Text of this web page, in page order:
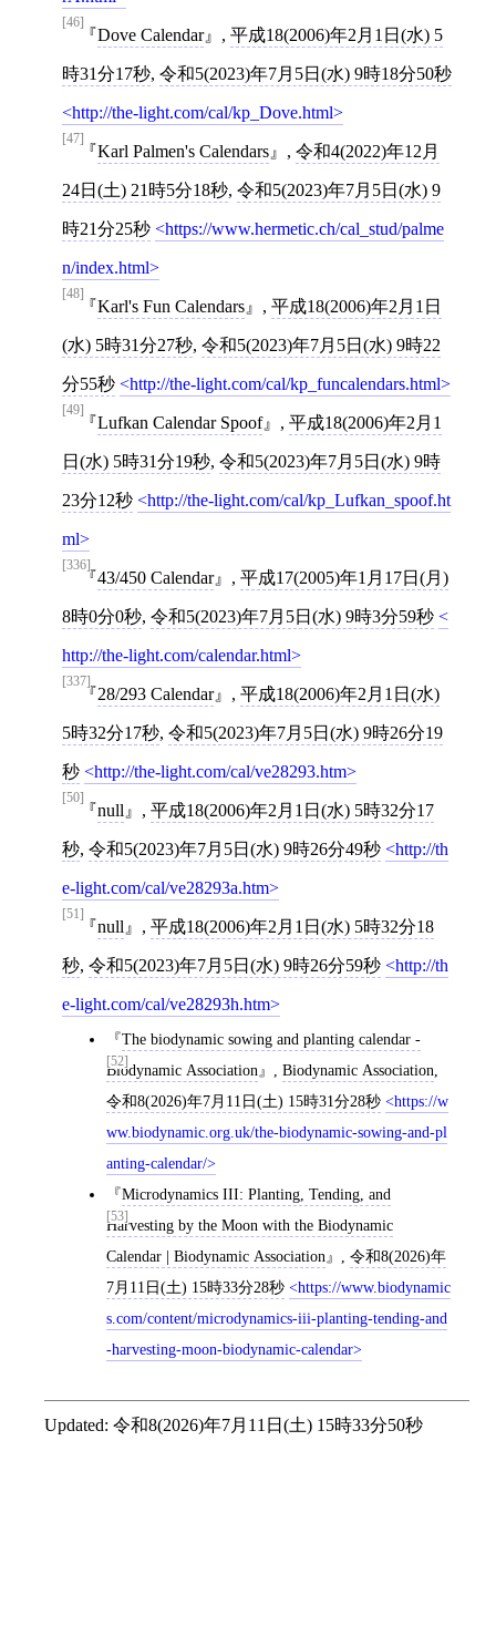
[46]
Dove Calendar , 平成18(2006)年2月1日(水) 5
時31分17秒, 令和5(2023)年7月5日(水) 9時18分50秒
http://the-light.com/cal/kp_Dove.html
[47]
Karl Palmen's Calendars , 令和4(2022)年12月
24日(土) 21時5分18秒, 令和5(2023)年7月5日(水) 9
時21分25秒 https://www.hermetic.ch/cal_stud/palme
n/index.html
[48]
Karl's Fun Calendars , 平成18(2006)年2月1日
(水) 5時31分27秒, 令和5(2023)年7月5日(水) 9時22
分55秒 http://the-light.com/cal/kp_funcalendars.html
[49]
Lufkan Calendar Spoof , 平成18(2006)年2月1
日(水) 5時31分19秒, 令和5(2023)年7月5日(水) 9時
23分12秒 http://the-light.com/cal/kp_Lufkan_spoof.ht
ml
[336]
43/450 Calendar , 平成17(2005)年1月17日(月)
8時0分0秒, 令和5(2023)年7月5日(水) 9時3分59秒
http://the-light.com/calendar.html
[337]
28/293 Calendar , 平成18(2006)年2月1日(水)
5時32分17秒, 令和5(2023)年7月5日(水) 9時26分19
秒 http://the-light.com/cal/ve28293.htm
[50]
null , 平成18(2006)年2月1日(水) 5時32分17
秒, 令和5(2023)年7月5日(水) 9時26分49秒 http://th
e-light.com/cal/ve28293a.htm
[51]
null , 平成18(2006)年2月1日(水) 5時32分18
秒, 令和5(2023)年7月5日(水) 9時26分59秒 http://th
e-light.com/cal/ve28293h.htm
[52]
The biodynamic sowing and planting calendar -
Biodynamic Association
Biodynamic Association
令和8(2026)年7月11日(土) 15時31分28秒
https://w
ww.biodynamic.org.uk/the-biodynamic-sowing-and-pl
anting-calendar/
[53]
Microdynamics III: Planting, Tending, and
Harvesting by the Moon with the Biodynamic
Calendar | Biodynamic Association
令和8(2026)年
7月11日(土) 15時33分28秒
https://www.biodynamic
s.com/content/microdynamics-iii-planting-tending-and
-harvesting-moon-biodynamic-calendar
Updated: 令和8(2026)年7月11日(土) 15時33分50秒